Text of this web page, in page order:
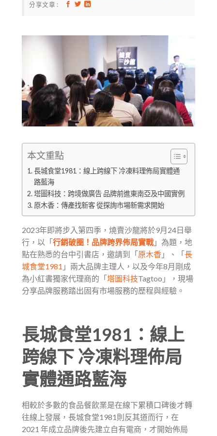
分享文章 :
本文重點
長城食堂1981：線上跨線下 冷凍料理佈局實體通
路藍海
塔圖科技：跨境做廣告 品牌前進東南亞及中國實例
原木香：傳產找新客 從探詢市場新需求開始
2023年即將步入第四季，燒賣沙龍將於9月24日舉
行，以「行銷破圈！品牌跨界佈局實戰 」為題，地
點在熟悉的台中引書店，邀請到「原木香 」、「長
城食堂1981 」兩大品牌主理人，以及今年8月剛成
為小紅書獨家代理商的「塔圖科技Tagtoo」，現場
分享品牌服務踏出固有市場服務的歷程與經驗。
長城食堂1981：線上
跨線下 冷凍料理佈局
實體通路藍海
相較於多數的食品餐飲業是在線下累積口碑後才轉
往線上發展，長城食堂1981則反其道而行，在
2021 年成立品牌後先建立自有電商，才開始佈局